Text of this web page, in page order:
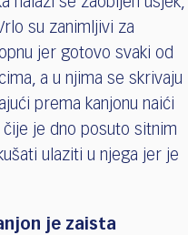
su zanimljivi za
jer gotovo svaki od
a u njima se skrivaju
prema kanjonu naići
je dno posuto sitnim
ulaziti u njega jer je
je zaista